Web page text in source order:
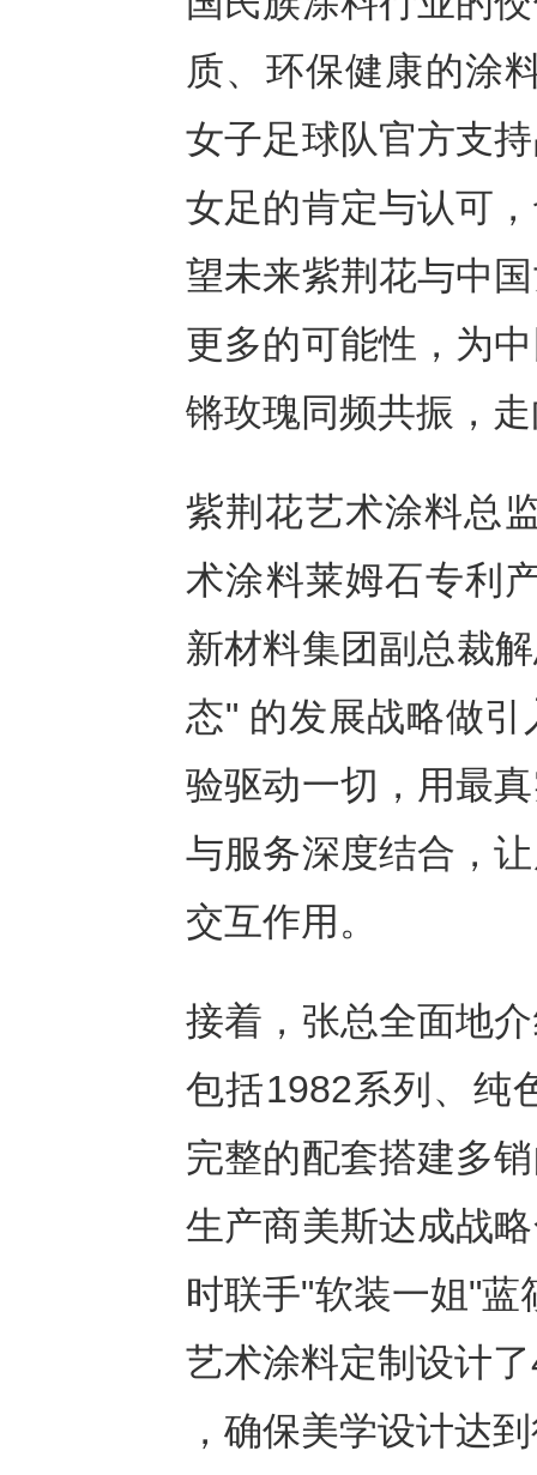
质、环保健康的涂
女子足球队官方支
女足的肯定与认可
望未来紫荆花与中
更多的可能性，为
锵玫瑰同频共振，
紫荆花艺术涂料总
术涂料莱姆石专利
新材料集团副总裁
态" 的发展战略做
验驱动一切，用最
与服务深度结合，
交互作用。
接着，张总全面地
包括1982系列、纯
完整的配套搭建多
生产商美斯达成战
时联手"软装一姐"
艺术涂料定制设计
，确保美学设计达